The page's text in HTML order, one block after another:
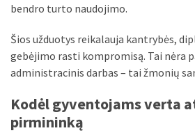
bendro turto naudojimo.
Šios užduotys reikalauja kantrybės,
gebėjimo rasti kompromisą. Tai nėra
administracinis darbas – tai žmonių
Kodėl gyventojams verta
pirmininką